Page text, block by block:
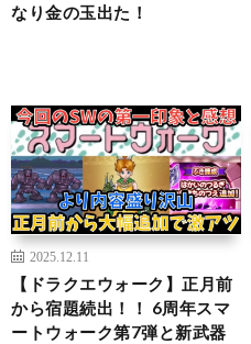
なり金の玉出た！
2025.12.11
【ドラクエウォーク】正月前
から宿題続出！！ 6周年スマ
ートウォーク第7弾と新武器